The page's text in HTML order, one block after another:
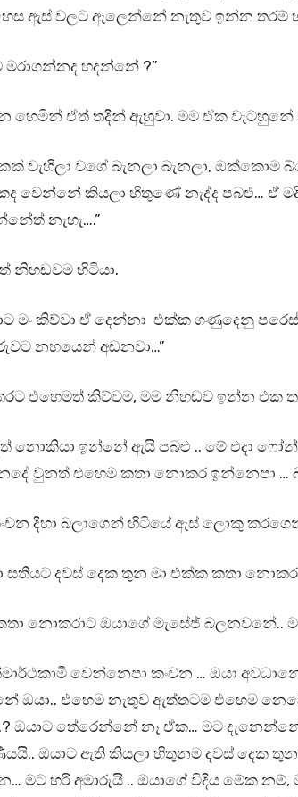
ඇස් වලට ඇලෙන්නේ නැතුව ඉන්න
මරාගන්නද හදන්නේ ?”
හෙමින් ඒත් තදින් ඇහුවා. මම ඒක වැටහුනේ
වැහිලා වගේ බැනලා බැනලා, ඔක්කොම
වෙන්නේ කියලා හිතුණේ නැද්ද පබළු… ඒ
නැහැ….”
නිහඬවම හිටියා.
මං කිව්වා ඒ දෙන්නා එක්ක ගණුදෙනු
නහයෙන් අඬනවා…”
එහෙමත් කිව්වම, මම නිහඬව ඉන්න එක
නොකියා ඉන්නේ ඇයි පබළු .. මේ එදා
වුනත් එහෙම කතා නොකර ඉන්නෙපා …
දිහා බලාගෙන් හිටියේ ඇස් ලොකු
සතියට දවස් දෙක තුන මා එක්ක කතා
කතා නොකරාට ඔයාගේ මැසේජ් බලනවනේ..
වෙන්නෙපා කංචන … ඔයා
ඔයා.. එහෙම නැතුව ඇත්තටම එහෙම
ඔයාට තේරෙන්නේ නෑ ඒක… මට
ඔයාට ඇති කියලා හිතුනම දවස් දෙක
මට හරි අමාරුයි .. ඔයාගේ විදිය මේක